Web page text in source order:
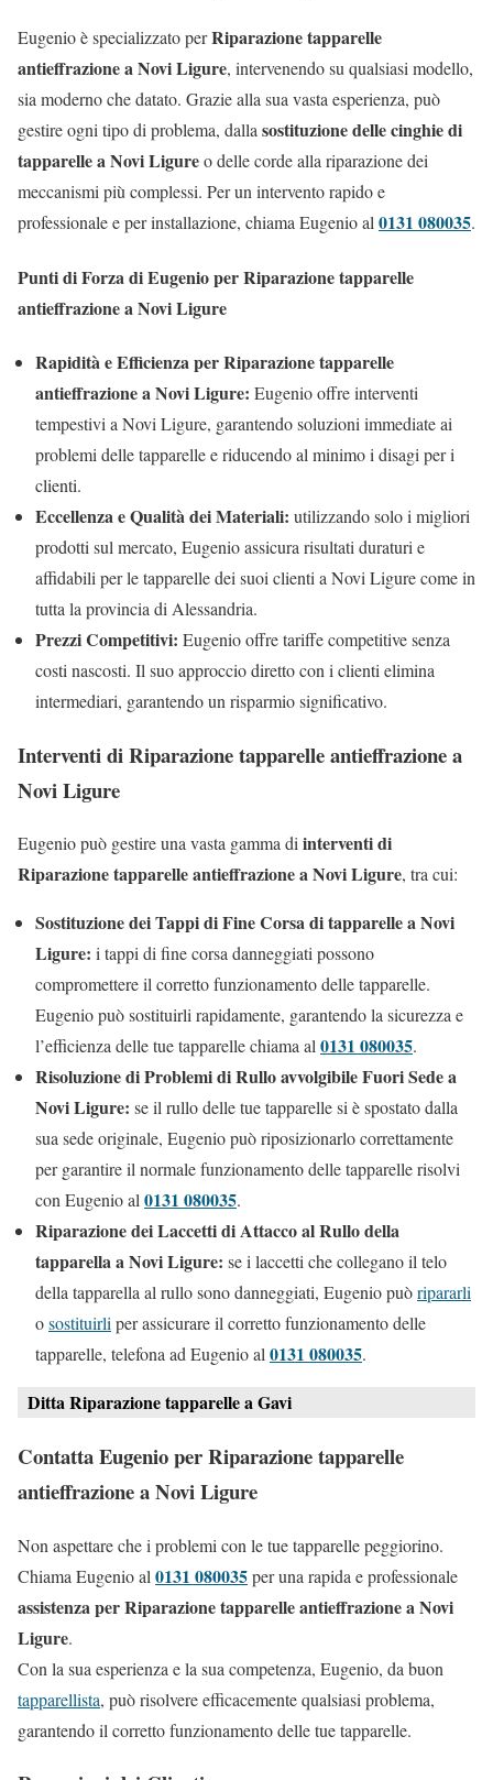
Eugenio è specializzato perRiparazione tapparelle
antieffrazione a Novi Ligure, intervenendo su qualsiasi modello,
sia moderno che datato. Grazie alla sua vasta esperienza, può
gestire ogni tipo di problema, dallasostituzione delle cinghie di
tapparelle a Novi Ligureo delle corde alla riparazione dei
meccanismi più complessi. Per un intervento rapido e
professionale e per installazione, chiama Eugenio al0131 080035.
Punti di Forza di Eugenio per Riparazione tapparelle
antieffrazione a Novi Ligure
Rapidità e Efficienza per Riparazione tapparelle
antieffrazione a Novi Ligure: Eugenio offre interventi
tempestivi a Novi Ligure, garantendo soluzioni immediate ai
problemi delle tapparelle e riducendo al minimo i disagi per i
clienti.
Eccellenza e Qualità dei Materiali: utilizzando solo i migliori
prodotti sul mercato, Eugenio assicura risultati duraturi e
affidabili per le tapparelle dei suoi clienti a Novi Ligure come in
tutta la provincia di Alessandria.
Prezzi Competitivi: Eugenio offre tariffe competitive senza
costi nascosti. Il suo approccio diretto con i clienti elimina
intermediari, garantendo un risparmio significativo.
Interventi di Riparazione tapparelle antieffrazione a
Novi Ligure
Eugenio può gestire una vasta gamma diinterventi di
Riparazione tapparelle antieffrazione a Novi Ligure, tra cui:
Sostituzione dei Tappi di Fine Corsa di tapparelle a Novi
Ligure: i tappi di fine corsa danneggiati possono
compromettere il corretto funzionamento delle tapparelle.
Eugenio può sostituirli rapidamente, garantendo la sicurezza e
l’efficienza delle tue tapparelle chiama al0131 080035.
Risoluzione di Problemi di Rullo avvolgibile Fuori Sede a
Novi Ligure: se il rullo delle tue tapparelle si è spostato dalla
sua sede originale, Eugenio può riposizionarlo correttamente
per garantire il normale funzionamento delle tapparelle risolvi
con Eugenio al0131 080035.
Riparazione dei Laccetti di Attacco al Rullo della
tapparella a Novi Ligure: se i laccetti che collegano il telo
della tapparella al rullo sono danneggiati, Eugenio puòripararli
osostituirliper assicurare il corretto funzionamento delle
tapparelle, telefona ad Eugenio al0131 080035.
Ditta Riparazione tapparelle a Gavi
Contatta Eugenio per Riparazione tapparelle
antieffrazione a Novi Ligure
Non aspettare che i problemi con le tue tapparelle peggiorino.
Chiama Eugenio al 0131 080035per una rapida e professionale
assistenza per Riparazione tapparelle antieffrazione a Novi
Ligure.
Con la sua esperienza e la sua competenza, Eugenio, da buon
tapparellista, può risolvere efficacemente qualsiasi problema,
garantendo il corretto funzionamento delle tue tapparelle.